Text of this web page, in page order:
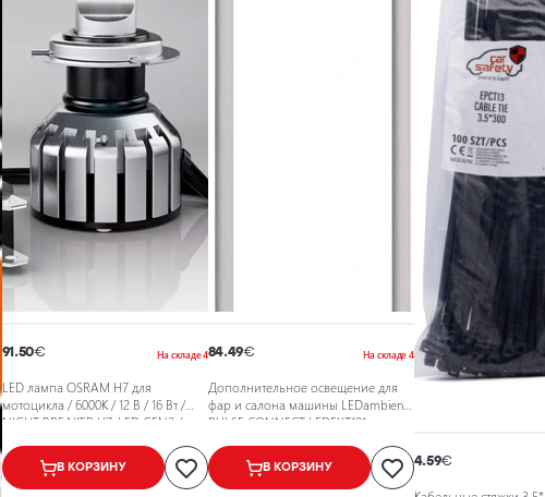
91.50€ На складе 4
LED лампа OSRAM H7 для
мотоцикла / 6000K / 12 В / 16 Вт /
NIGHT BREAKER H7-LED GEN2 /
В КОРЗИНУ
84.49€ На складе 4
Дополнительное освещение для
фар и салона машины LEDambient
PULSE CONNECT LEDEXT101
В КОРЗИНУ 4.59€